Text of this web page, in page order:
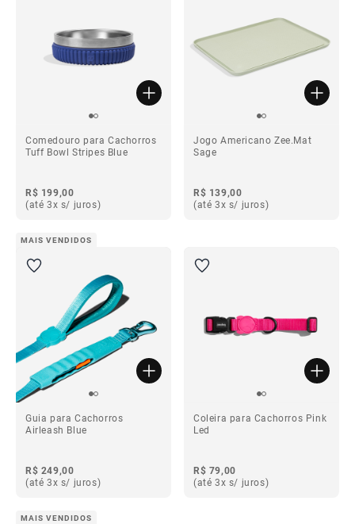
Comedouro para Cachorros
Tuff Bowl Stripes Blue
R$ 199,00
(até 3x s/ juros)
Jogo Americano Zee.Mat
Sage
R$ 139,00
(até 3x s/ juros)
MAIS VENDIDOS
Guia para Cachorros
Airleash Blue
R$ 249,00
(até 3x s/ juros)
Coleira para Cachorros Pink
Led
R$ 79,00
(até 3x s/ juros)
MAIS VENDIDOS